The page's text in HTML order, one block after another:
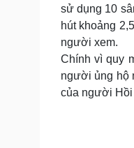
sử dụng 10
hút khoảng
người xem.
Chính vì quy
người ủng hộ
của người Hồi